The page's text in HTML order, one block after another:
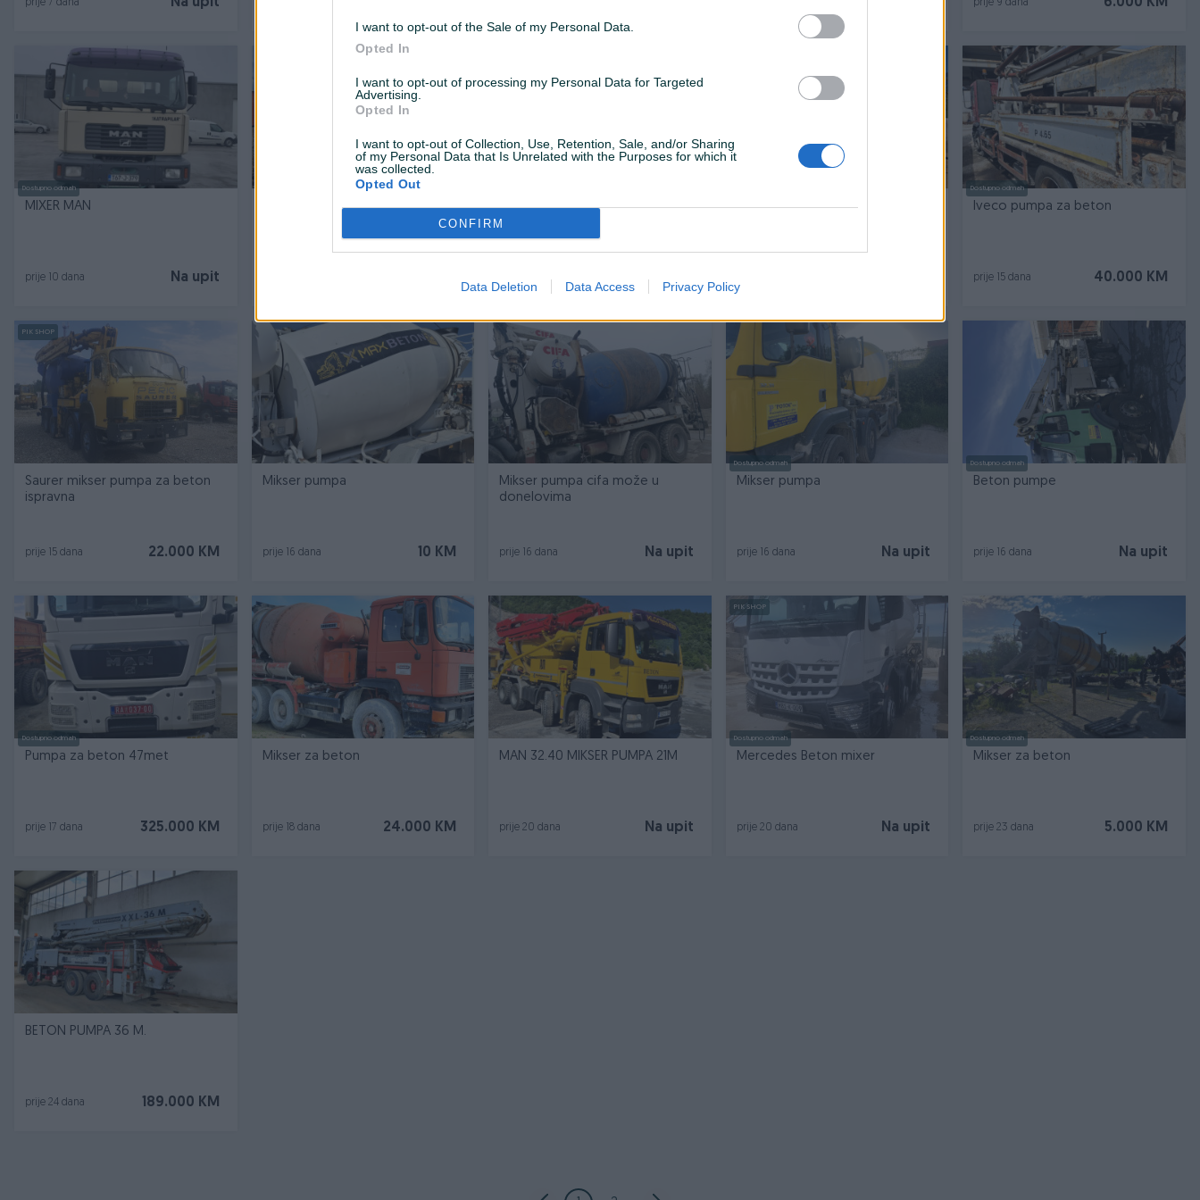
I want to opt-out of the Sale of my Personal Data.
Opted In
I want to opt-out of processing my Personal Data for Targeted
Advertising.
Opted In
I want to opt-out of Collection, Use, Retention, Sale, and/or Sharing
of my Personal Data that Is Unrelated with the Purposes for which it
was collected.
Opted Out
CONFIRM
Data Deletion Data Access Privacy Policy
prije 7 dana prije 9 dana
Dostupno odmah
MIXER MAN
Na upit
prije 10 dana
MIKSER KRUSKA ZA BETON 9
Iveco trakker (pumpa za beton)
Na upit
prije 13 dana
Pumpa za torket [torkret] beton
Dostupno odmah
Iveco pumpa za beton
40.000 KM
prije 15 dana
PIK SHOP
Saurer mikser pumpa za beton
ispravna
22.000 KM
prije 15 dana
Mikser pumpa
10 KM
prije 16 dana
Mikser pumpa cifa može u
donelovima
Na upit
prije 16 dana
Dostupno odmah
Mikser pumpa
Na upit
prije 16 dana
Dostupno odmah
Beton pumpe
Na upit
prije 16 dana
Dostupno odmah
Pumpa za beton 47met
325.000 KM
prije 17 dana
Mikser za beton
24.000 KM
prije 18 dana
MAN 32.40 MIKSER PUMPA 21M
Na upit
prije 20 dana
PIK SHOP
Dostupno odmah
Mercedes Beton mixer
Na upit
prije 20 dana
Dostupno odmah
Mikser za beton
5.000 KM
prije 23 dana
BETON PUMPA 36 M.
189.000 KM
prije 24 dana